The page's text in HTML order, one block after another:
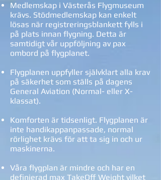
Medlemskap i Västerås Flygmuseum
krävs. Stödmedlemskap kan enkelt
lösas när registreringsblankett fylls i
på plats innan flygning. Detta är
samtidigt vår uppföljning av pax
ombord på flygplanet.
Flygplanen uppfyller självklart alla krav
på säkerhet som ställs på dagens
General Aviation (Normal- eller X-
klassat).
Komforten är tidsenligt. Flygplanen är
inte handikappanpassade, normal
rörlighet krävs för att ta sig in och ur
maskinerna.
Våra flygplan är mindre och har en
definierad max TakeOff Weight vilket